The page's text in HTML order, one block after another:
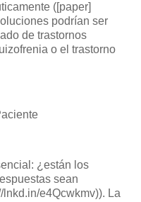
([paper]
podrían ser
de trastornos
o el trastorno
¿están los
sean
lnkd.in/e4Qcwkmv)). La